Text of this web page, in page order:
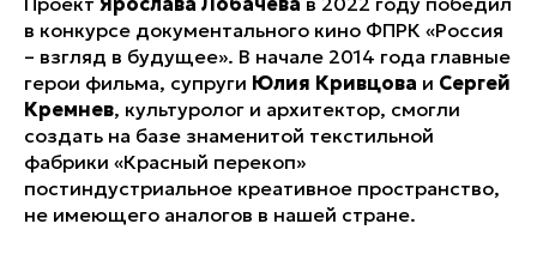
в конкурсе документального кино ФПРК «Россия
– взгляд в будущее». В начале 2014 года главные
герои фильма, супруги Юлия Кривцова и Сергей
Кремнев, культуролог и архитектор, смогли
создать на базе знаменитой текстильной
фабрики «Красный перекоп»
постиндустриальное креативное пространство,
не имеющего аналогов в нашей стране.